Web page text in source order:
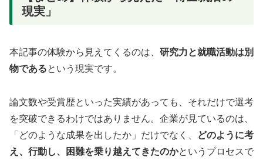
現実」
本記事の体験から見えてくるのは、 研究力と就職活動は別
物であるという現実です。
論文数や受賞歴といった実績があっても、それだけで選考
を突破できるわけではありません。企業が見ているのは、
「どのような成果を出したか」だけでなく、 どのように考
え、行動し、困難を乗り越えてきたのかというプロセスで